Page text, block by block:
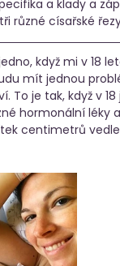
a klady a
císařské
když mi v 18
mít jednou
je tak, když v
hormonální léky
centimetrů